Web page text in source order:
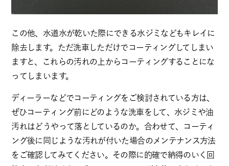
この他、水道水が乾いた際にできる水ジミなどもキレイに
除去します。ただ洗車しただけでコーティングしてしまい
ますと、これらの汚れの上からコーティングすることにな
ってしまいます。
ディーラーなどでコーティングをご検討されている方は、
ぜひコーティング前にどのような洗車をして、水ジミや油
汚れはどうやって落としているのか。合わせて、コーティ
ング後に同じような汚れが付いた場合のメンテナンス方法
をご確認してみてください。その際に的確で納得のいく回